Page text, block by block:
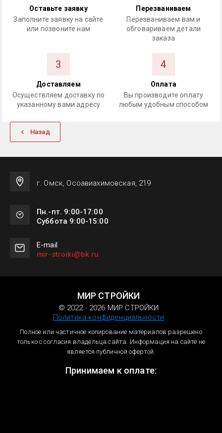
Оставьте заявку
Заполните заявку на сайте
или позвоните нам
Перезваниваем
Перезваниваем вам и
обговариваем детали
заказа
3
Доставляем
Осуществляем доставку по
указанному вами адресу
4
Оплата
Вы производите оплату
любым удобным способом
Назад
г. Омск, Осоавиахимовская, 219
Пн.-пт. 9:00-17:00
Суббота 9:00-15:00
Е-mail
mir-stroiki@bk.ru
МИР СТРОЙКИ
© 2022 - 2026 МИР СТРОЙКИ
Политика конфиденциальности
Полное или частичное копирование материалов разрешено
только с согласия владельца сайта. Информация на сайте не
является публичной офертой.
Принимаем к оплате: